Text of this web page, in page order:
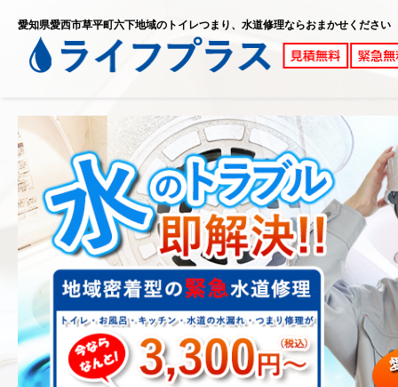
愛知県愛西市草平町六下地域のトイレつまり、水道修理ならおまかせください